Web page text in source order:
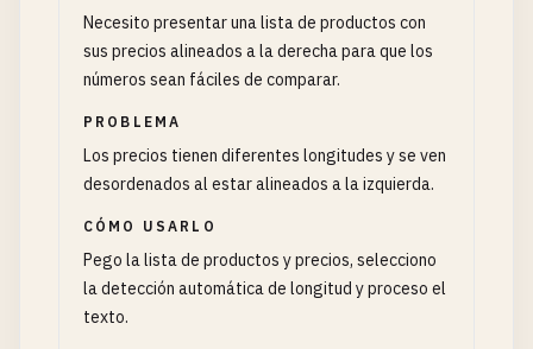
Necesito presentar una lista de productos con
sus precios alineados a la derecha para que los
números sean fáciles de comparar.
PROBLEMA
Los precios tienen diferentes longitudes y se ven
desordenados al estar alineados a la izquierda.
CÓMO USARLO
Pego la lista de productos y precios, selecciono
la detección automática de longitud y proceso el
texto.